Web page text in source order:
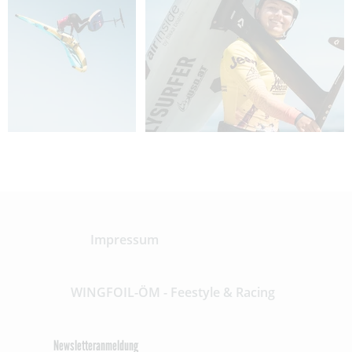
Impressum
WINGFOIL-ÖM - Feestyle & Racing
Newsletteranmeldung